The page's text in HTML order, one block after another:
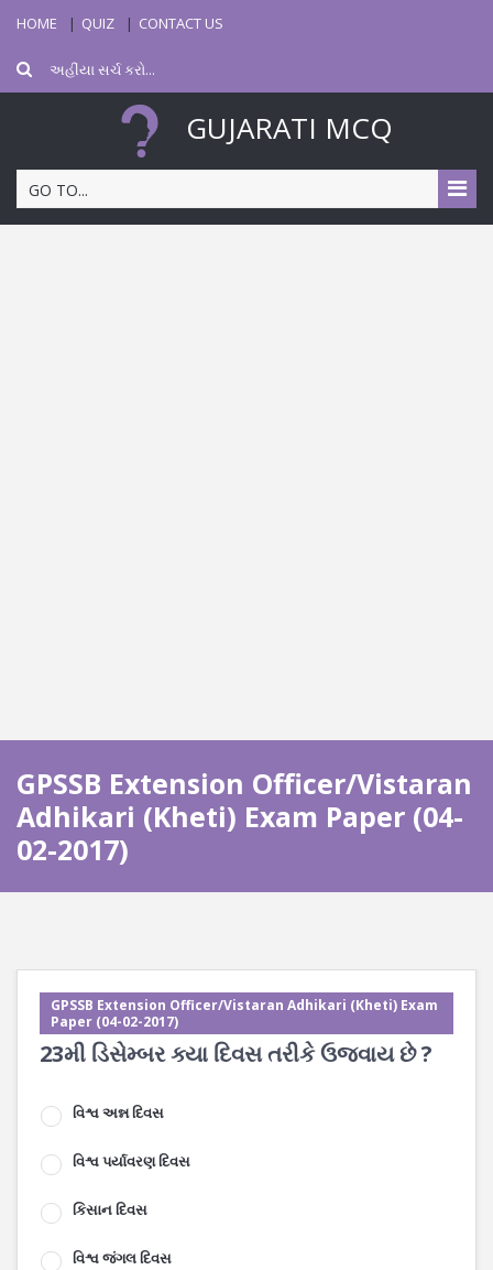
HOME QUIZ CONTACT US
GUJARATI MCQ
GO TO...
GPSSB Extension Officer/Vistaran
Adhikari (Kheti) Exam Paper (04-
02-2017)
GPSSB Extension Officer/Vistaran Adhikari (Kheti) Exam
Paper (04-02-2017)
23મી ડિસેમ્બર ક્યા દિવસ તરીકે ઉજવાય છે ?
વિશ્વ અન્ન દિવસ
વિશ્વ પર્યાવરણ દિવસ
કિસાન દિવસ
વિશ્વ જંગલ દિવસ